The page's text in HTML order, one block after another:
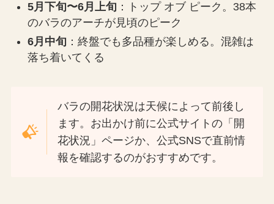
5月下旬〜6月上旬 ：トップ オブ ピーク。38本
のバラのアーチが見頃のピーク
6月中旬 ：終盤でも多品種が楽しめる。混雑は
落ち着いてくる
バラの開花状況は天候によって前後し
ます。お出かけ前に公式サイトの「開
花状況」ページか、公式SNSで直前情
報を確認するのがおすすめです。